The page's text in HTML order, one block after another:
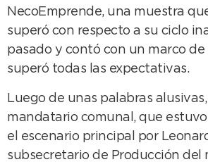
NecoEmprende, una muestra
superó con respecto a su ciclo
pasado y contó con un marco
superó todas las expectativas.
Luego de unas palabras
mandatario comunal, que
el escenario principal por
subsecretario de Producción del